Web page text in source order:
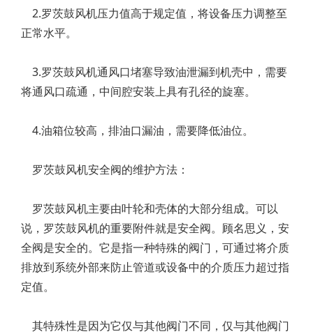
2.罗茨鼓风机压力值高于规定值，将设备压力调整至
正常水平。
3.罗茨鼓风机通风口堵塞导致油泄漏到机壳中，需要
将通风口疏通，中间腔安装上具有孔径的旋塞。
4.油箱位较高，排油口漏油，需要降低油位。
罗茨鼓风机安全阀的维护方法：
罗茨鼓风机主要由叶轮和壳体的大部分组成。可以
说，罗茨鼓风机的重要附件就是安全阀。顾名思义，安
全阀是安全的。它是指一种特殊的阀门，可通过将介质
排放到系统外部来防止管道或设备中的介质压力超过指
定值。
其特殊性是因为它仅与其他阀门不同，仅与其他阀门